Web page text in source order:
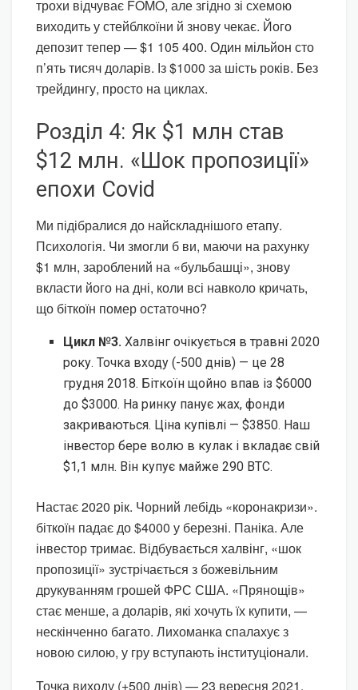
трохи відчуває FOMO, але згідно зі схемою
виходить у стейблкоїни й знову чекає. Його
депозит тепер — $1 105 400. Один мільйон сто
п’ять тисяч доларів. Із $1000 за шість років. Без
трейдингу, просто на циклах.
Розділ 4: Як $1 млн став
$12 млн. «Шок пропозиції»
епохи Covid
Ми підібралися до найскладнішого етапу.
Психологія. Чи змогли б ви, маючи на рахунку
$1 млн, зароблений на «бульбашці», знову
вкласти його на дні, коли всі навколо кричать,
що біткоїн помер остаточно?
Цикл №3. Халвінг очікується в травні 2020
року. Точка входу (-500 днів) — це 28
грудня 2018. Біткоїн щойно впав із $6000
до $3000. На ринку панує жах, фонди
закриваються. Ціна купівлі — $3850. Наш
інвестор бере волю в кулак і вкладає свій
$1,1 млн. Він купує майже 290 BTC.
Настає 2020 рік. Чорний лебідь «коронакризи».
біткоїн падає до $4000 у березні. Паніка. Але
інвестор тримає. Відбувається халвінг, «шок
пропозиції» зустрічається з божевільним
друкуванням грошей ФРС США. «Прянощів»
стає менше, а доларів, які хочуть їх купити, —
нескінченно багато. Лихоманка спалахує з
новою силою, у гру вступають інституціонали.
Точка виходу (+500 днів) — 23 вересня 2021.